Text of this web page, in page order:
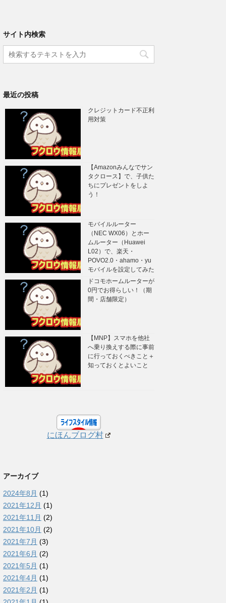
サイト内検索
最近の投稿
クレジットカード不正利
用対策
【Amazonみんなでサン
タクロース】で、子供た
ちにプレゼントをしよ
う！
モバイルルーター
（NEC WX06）とホー
ムルーター（Huawei
L02）で、楽天・
POVO2.0・ahamo・yu
モバイルを設定してみた
ドコモホームルーターが
0円でお得らしい！（期
間・店舗限定）
【MNP】スマホを他社
へ乗り換えする際に事前
に行っておくべきこと＋
知っておくとよいこと
にほんブログ村
アーカイブ
2024年8月 (1)
2021年12月 (1)
2021年11月 (2)
2021年10月 (2)
2021年7月 (3)
2021年6月 (2)
2021年5月 (1)
2021年4月 (1)
2021年2月 (1)